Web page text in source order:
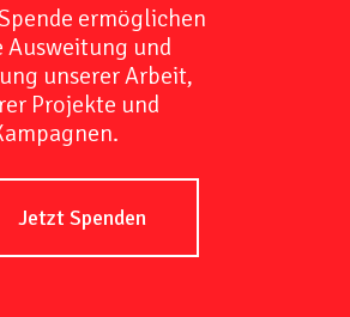
ermöglichen
Ausweitung und
unserer Arbeit,
Projekte und
Jetzt Spenden